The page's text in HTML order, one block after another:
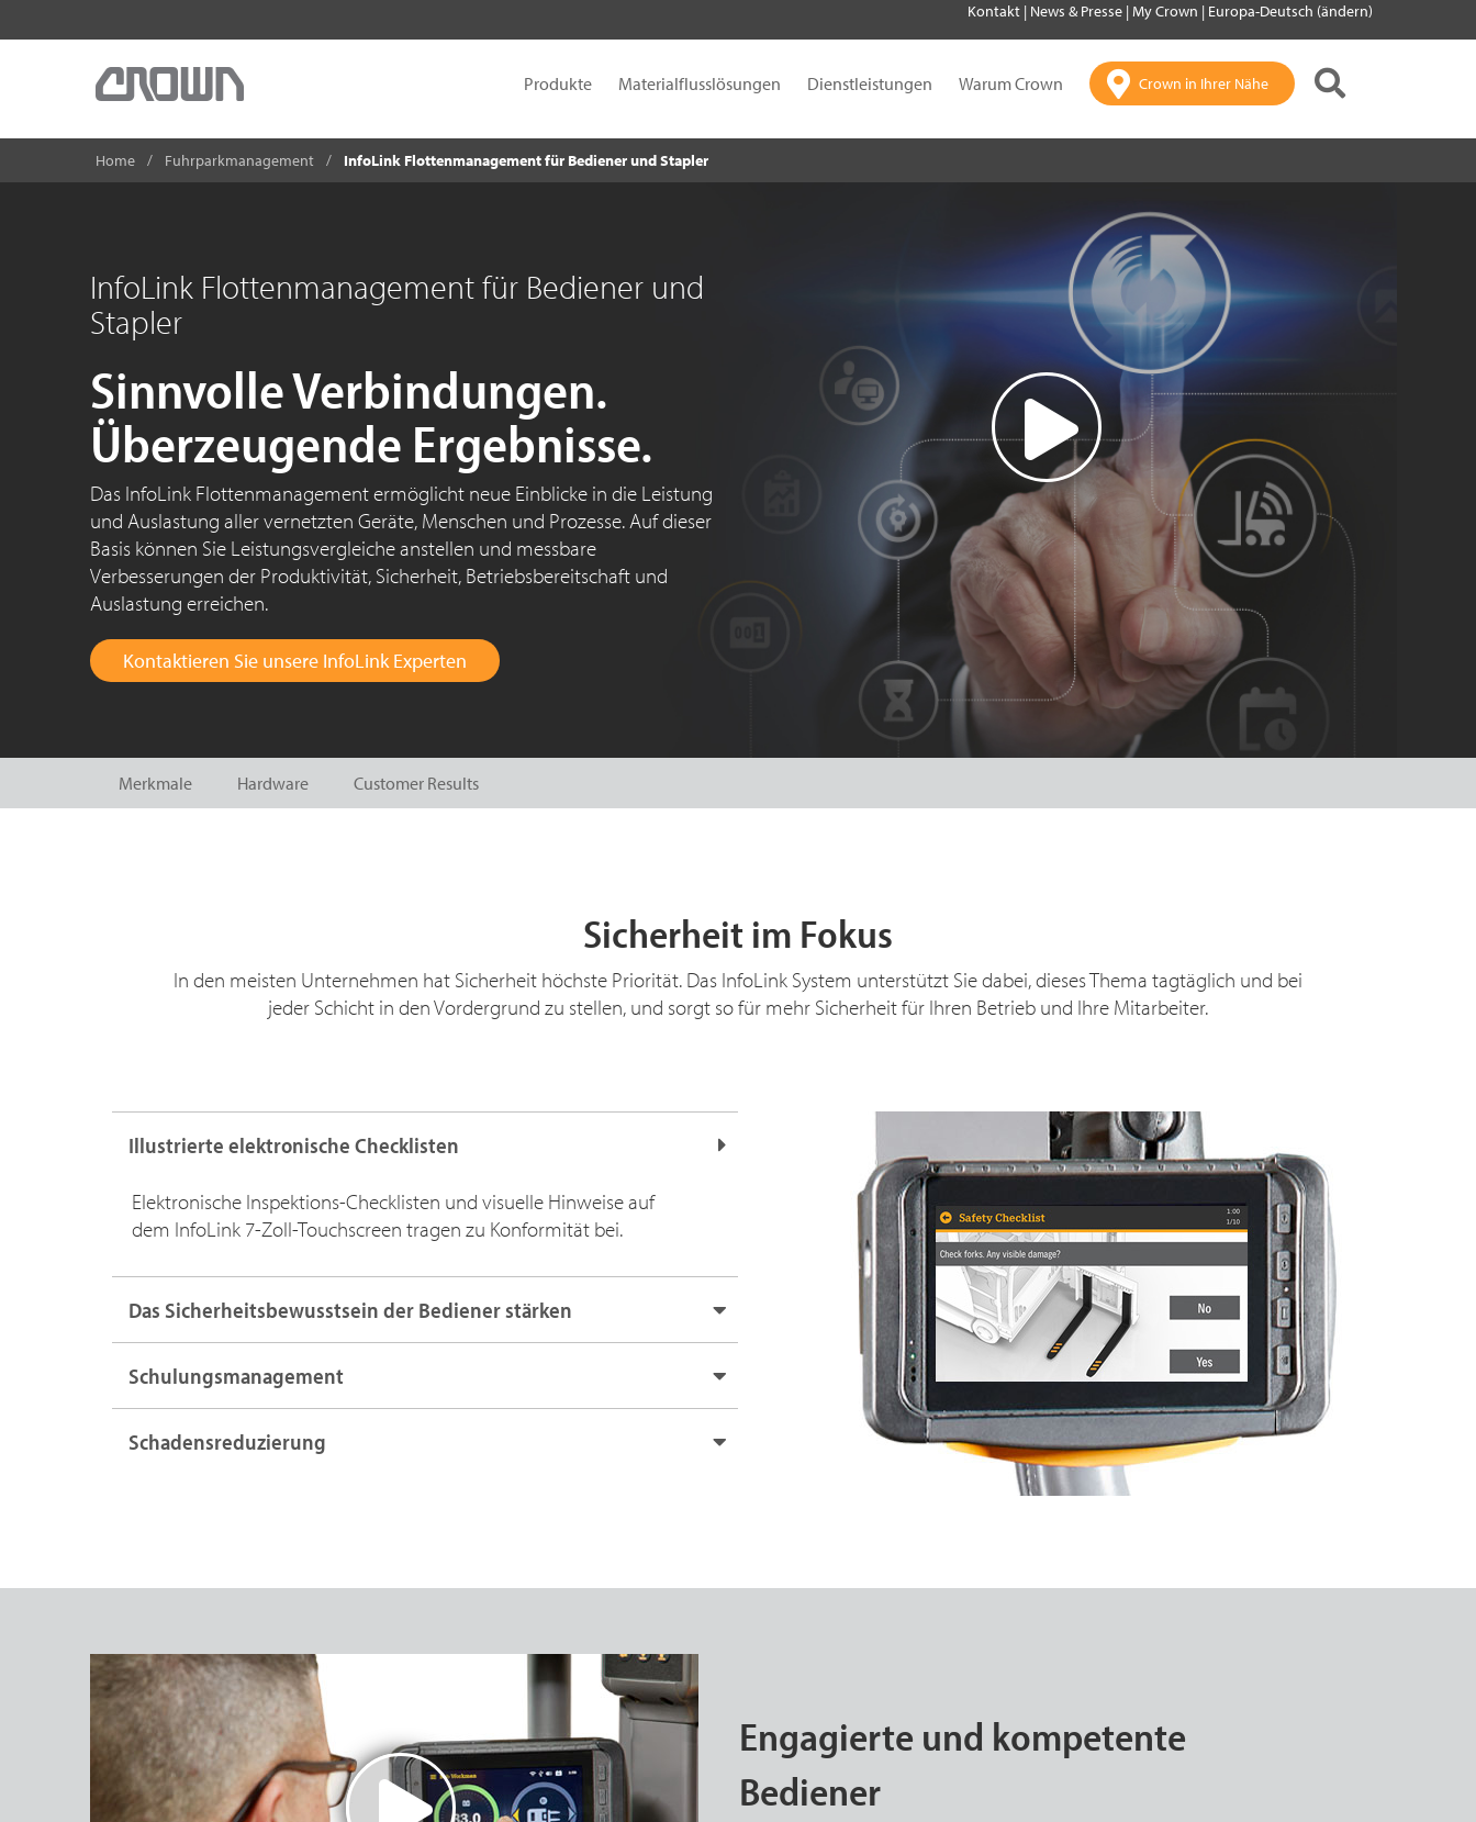
Kontakt | News & Presse |My Crown | Europa-Deutsch (ändern)
Produkte Materialflusslösungen Dienstleistungen Warum Crown Crown in Ihrer Nähe
Home Fuhrparkmanagement InfoLink Flottenmanagement für Bediener und Stapler
InfoLink Flottenmanagement für Bediener und
Stapler
Sinnvolle Verbindungen.
Überzeugende Ergebnisse.
Das InfoLink Flottenmanagement ermöglicht neue Einblicke in die Leistung
und Auslastung aller vernetzten Geräte, Menschen und Prozesse. Auf dieser
Basis können Sie Leistungsvergleiche anstellen und messbare
Verbesserungen der Produktivität, Sicherheit, Betriebsbereitschaft und
Auslastung erreichen.
Kontaktieren Sie unsere InfoLink Experten
Merkmale Hardware Customer Results
Sicherheit im Fokus
In den meisten Unternehmen hat Sicherheit höchste Priorität. Das InfoLink System unterstützt Sie dabei, dieses Thema tagtäglich und bei
jeder Schicht in den Vordergrund zu stellen, und sorgt so für mehr Sicherheit für Ihren Betrieb und Ihre Mitarbeiter.
Illustrierte elektronische Checklisten
Elektronische Inspektions-Checklisten und visuelle Hinweise auf
dem InfoLink 7-Zoll-Touchscreen tragen zu Konformität bei.
Das Sicherheitsbewusstsein der Bediener stärken
Schulungsmanagement
Schadensreduzierung
Engagierte und kompetente
Bediener